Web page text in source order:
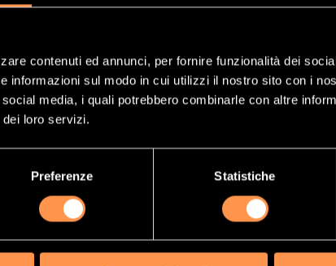
contenuti ed annunci, per fornire funzionalità dei
informazioni sul modo in cui utilizzi il nostro sito con i
media, i quali potrebbero combinarle con altre
loro servizi.
Preferenze Statistiche
€
€